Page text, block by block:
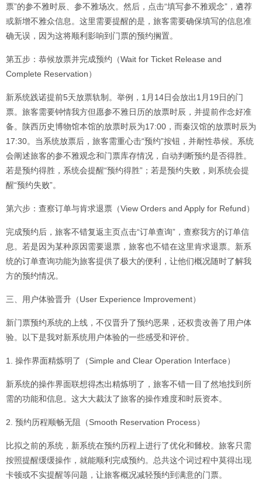
票”的参不雅时辰、参不雅场次。然后，点击“填写参不雅观念”，遴荐
或新增不雅众信息。这里需要提醒的是，旅客需要确保填写的信息准
确无误，因为这将顺利影响到门票的预约搁置。
第五步：恭候放票并完成预约（Wait for Ticket Release and
Complete Reservation）
新系统践诺提前5天放票轨制。举例，1月14日会放出1月19日的门
票。旅客需要钟情我方但愿参不雅日历的放票时辰，并提前作念好准
备。陕西历史博物馆本馆的放票时辰为17:00，而秦汉馆的放票时辰为
17:30。当系统放票后，旅客需重心击“预约”按钮，并耐性恭候。系统
会阐述旅客的参不雅观念和门票库存情况，自动判断预约是否得胜。
若是预约得胜，系统会提醒“预约得胜”；若是预约失败，则系统会提
醒“预约失败”。
第六步：查察订单与肯求退票（View Orders and Apply for Refund）
完成预约后，旅客不错复返主页点击“订单查询”，查察我方的订单信
息。若是因为某种原因需要退票，旅客也不错在这里肯求退票。新系
统的订单查询功能为旅客提供了极大的便利，让他们概况随时了解我
方的预约情况。
三、用户体验晋升（User Experience Improvement）
新门票预约系统的上线，不仅晋升了预约恶果，还权贵改善了用户体
验。以下是我对新系统用户体验的一些感受和评价。
1. 操作界面精炼明了（Simple and Clear Operation Interface）
新系统的操作界面联想得杰出精炼明了，旅客不错一目了然地找到所
需的功能和信息。这大大裁汰了旅客的操作难度和时辰资本。
2. 预约历程顺畅无阻（Smooth Reservation Process）
比拟之前的系统，新系统在预约历程上进行了优化和雠校。旅客只需
按照提醒缓缓操作，就能顺利完成预约。总共这个词过程中莫得出现
卡顿或不实提醒等问题，让旅客概况减轻预约到满意的门票。